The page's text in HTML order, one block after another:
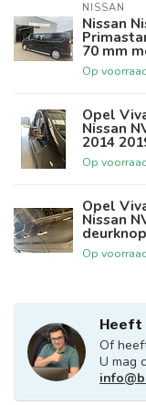
NISSAN
Nissan
70 mm
Op
Opel
Nissan
2014
Op
Opel
Nissan
Op
Heeft
Of
U mag